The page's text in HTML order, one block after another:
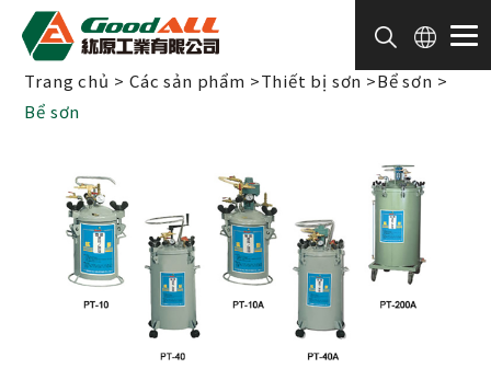
Trang chủ Các sản phẩm Thiết bị sơn
Bể sơn
Bể sơn
Bảng quản lý cookie